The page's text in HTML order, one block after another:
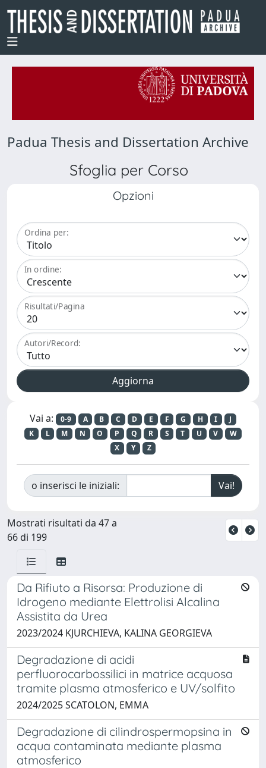
Padua Thesis and Dissertation Archive
Sfoglia per Corso
Opzioni
Ordina per:
In ordine:
Risultati/Pagina
Autori/Record:
Vai a: 0-9 A B C D E F G H I
J
K
L M N O P Q R S T U V
W
X
Y Z
o inserisci le iniziali:
Mostrati risultati da 47 a
66 di 199
Da Rifiuto a Risorsa: Produzione di
Idrogeno mediante Elettrolisi Alcalina
Assistita da Urea
2023/2024 KJURCHIEVA, KALINA GEORGIEVA
Degradazione di acidi
perfluorocarbossilici in matrice acquosa
tramite plasma atmosferico e UV/solfito
2024/2025 SCATOLON, EMMA
Degradazione di cilindrospermopsina in
acqua contaminata mediante plasma
atmosferico